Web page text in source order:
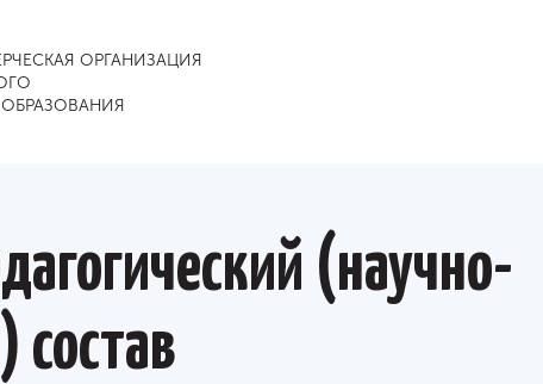
ОРГАНИЗАЦИЯ
(научно-
состав